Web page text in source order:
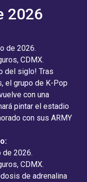
2026
de 2026.
CDMX.
del siglo! Tras
el grupo de K-Pop
con una
pintar el estadio
con sus ARMY
de 2026.
CDMX.
de adrenalina